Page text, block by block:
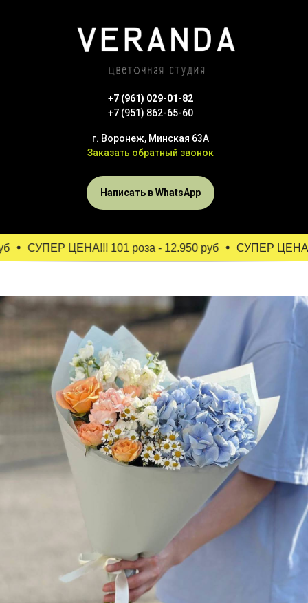
+7 (961) 029-01-82
+7 (951) 862-65-60
г. Воронеж, Минская 63А
Заказать обратный звонок
Написать в WhatsApp
СУПЕР ЦЕНА!!! 101 роза - 12.950 руб СУПЕР ЦЕНА!!!